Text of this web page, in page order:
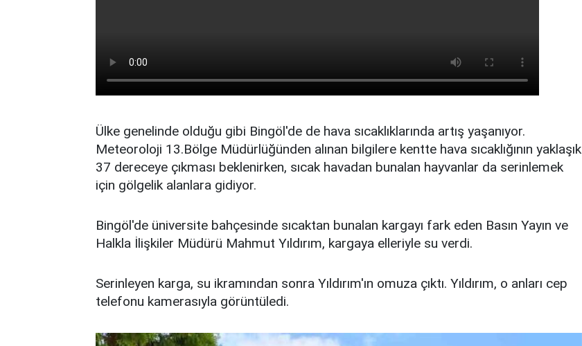
Ülke genelinde olduğu gibi Bingöl'de de hava sıcaklıklarında artış yaşanıyor.
Meteoroloji 13.Bölge Müdürlüğünden alınan bilgilere kentte hava sıcaklığının yaklaşık
37 dereceye çıkması beklenirken, sıcak havadan bunalan hayvanlar da serinlemek
için gölgelik alanlara gidiyor.
Bingöl'de üniversite bahçesinde sıcaktan bunalan kargayı fark eden Basın Yayın ve
Halkla İlişkiler Müdürü Mahmut Yıldırım, kargaya elleriyle su verdi.
Serinleyen karga, su ikramından sonra Yıldırım'ın omuza çıktı. Yıldırım, o anları cep
telefonu kamerasıyla görüntüledi.